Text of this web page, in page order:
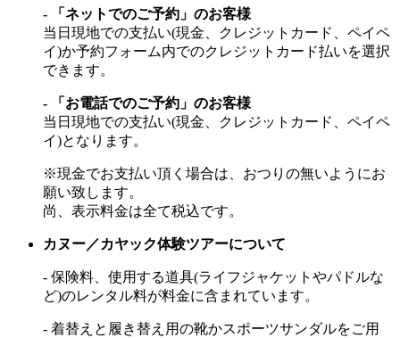
- 「ネットでのご予約」のお客様
当日現地での支払い(現金、クレジットカード、ペイペ
イ)か予約フォーム内でのクレジットカード払いを選択
できます。
- 「お電話でのご予約」のお客様
当日現地での支払い(現金、クレジットカード、ペイペ
イ)となります。
※現金でお支払い頂く場合は、おつりの無いようにお
願い致します。
尚、表示料金は全て税込です。
カヌー／カヤック体験ツアーについて
- 保険料、使用する道具(ライフジャケットやパドルな
ど)のレンタル料が料金に含まれています。
- 着替えと履き替え用の靴かスポーツサンダルをご用